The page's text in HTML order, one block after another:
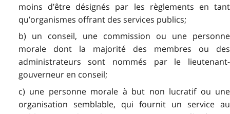
moins d’être désignés par les règlements en tant
qu’organismes offrant des services publics;
b) un conseil, une commission ou une personne
morale dont la majorité des membres ou des
administrateurs sont nommés par le lieutenant-
gouverneur en conseil;
c) une personne morale à but non lucratif ou une
organisation semblable, qui fournit un service au